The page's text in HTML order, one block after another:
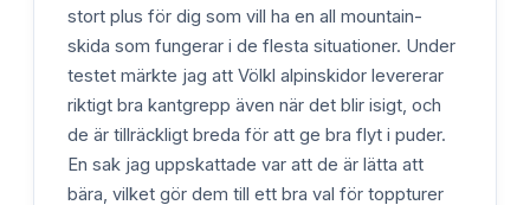
stort plus för dig som vill ha en all mountain-
skida som fungerar i de flesta situationer. Under
testet märkte jag att Völkl alpinskidor levererar
riktigt bra kantgrepp även när det blir isigt, och
de är tillräckligt breda för att ge bra flyt i puder.
En sak jag uppskattade var att de är lätta att
bära, vilket gör dem till ett bra val för toppturer